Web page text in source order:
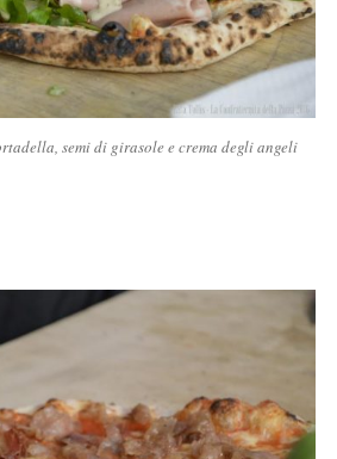
semi di girasole e crema degli angeli